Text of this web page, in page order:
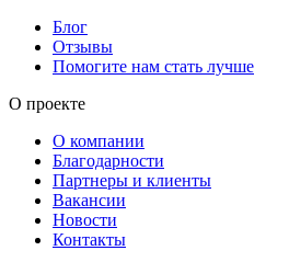
Блог
Отзывы
Помогите нам стать лучше
О проекте
О компании
Благодарности
Партнеры и клиенты
Вакансии
Новости
Контакты